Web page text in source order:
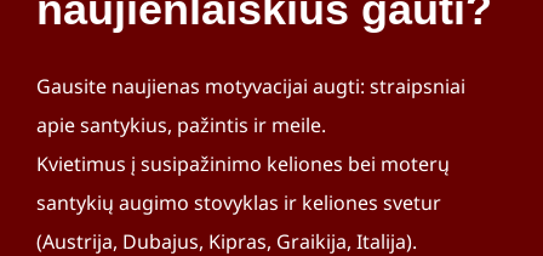
Gausite naujienas motyvacijai augti: straipsniai
apie santykius, pažintis ir meile.
Kvietimus į susipažinimo keliones bei moterų
santykių augimo stovyklas ir keliones svetur
(Austrija, Dubajus, Kipras, Graikija, Italija).